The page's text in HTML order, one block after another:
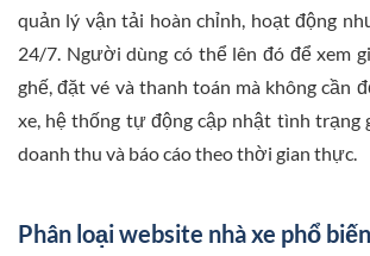
quản lý vận tải hoàn chỉnh, hoạt động
24/7. Người dùng có thể lên đó để xem
ghế, đặt vé và thanh toán mà không cần
xe, hệ thống tự động cập nhật tình trạng
doanh thu và báo cáo theo thời gian thực.
Phân loại website nhà xe phổ